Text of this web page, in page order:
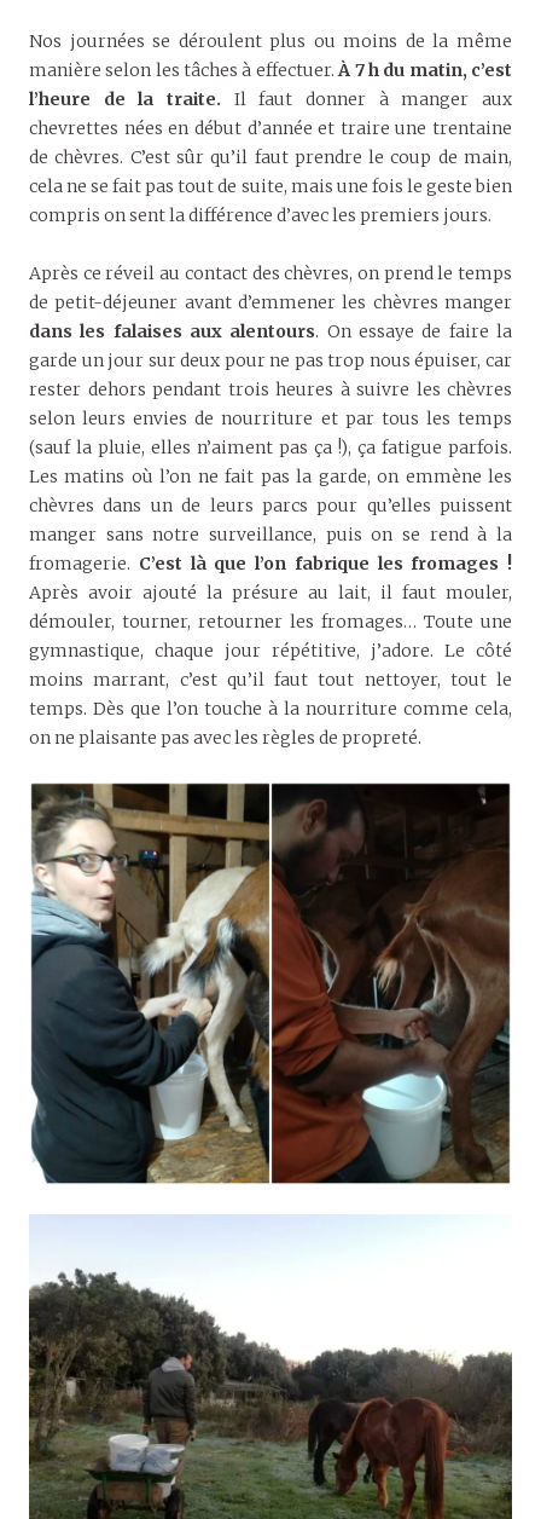
Nos journées se déroulent plus ou moins de la même
manière selon les tâches à effectuer.À 7 h du matin, c’est
l’heure de la traite. Il faut donner à manger aux
chevrettes nées en début d’année et traire une trentaine
de chèvres. C’est sûr qu’il faut prendre le coup de main,
cela ne se fait pas tout de suite, mais une fois le geste bien
compris on sent la différence d’avec les premiers jours.
Après ce réveil au contact des chèvres, on prend le temps
de petit-déjeuner avant d’emmener les chèvres manger
dans les falaises aux alentours. On essaye de faire la
garde un jour sur deux pour ne pas trop nous épuiser, car
rester dehors pendant trois heures à suivre les chèvres
selon leurs envies de nourriture et par tous les temps
(sauf la pluie, elles n’aiment pas ça !), ça fatigue parfois.
Les matins où l’on ne fait pas la garde, on emmène les
chèvres dans un de leurs parcs pour qu’elles puissent
manger sans notre surveillance, puis on se rend à la
fromagerie. C’est là que l’on fabrique les fromages !
Après avoir ajouté la présure au lait, il faut mouler,
démouler, tourner, retourner les fromages… Toute une
gymnastique, chaque jour répétitive, j’adore. Le côté
moins marrant, c’est qu’il faut tout nettoyer, tout le
temps. Dès que l’on touche à la nourriture comme cela,
on ne plaisante pas avec les règles de propreté.